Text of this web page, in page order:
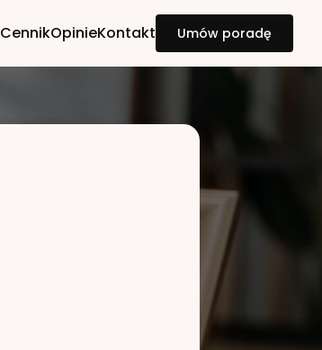
CennikOpinieKontakt Umów poradę